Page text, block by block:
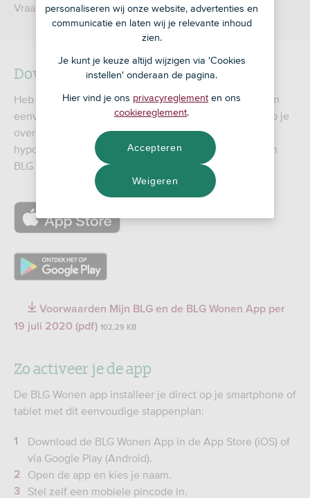
Vraag deze direct aan.
Download de app
Heb je onze app nog niet? Download en installeer hem
eenvoudig op je smartphone of tablet. Met de app heb je
overal en altijd toegang tot je actuele
hypotheekgegevens. En je logt er zelfs mee in op Mijn
BLG op je computer.
https://apps.apple.com/nl/app/blg-
wonen/id1585771762
https://play.google.com/store/apps/details?
id=nl.devolksbank.blg.wonen
Voorwaarden Mijn BLG en de BLG Wonen App per
19 juli 2020 (pdf) 102,29 KB
Zo activeer je de app
De BLG Wonen app installeer je direct op je smartphone of
tablet met dit eenvoudige stappenplan:
Download de BLG Wonen App in de App Store (iOS) of
via Google Play (Android).
Open de app en kies je naam.
Stel zelf een mobiele pincode in.
personaliseren wij onze website, advertenties en
communicatie en laten wij je relevante inhoud
zien.
Je kunt je keuze altijd wijzigen via 'Cookies
instellen' onderaan de pagina.
Hier vind je ons privacyreglement en ons
cookiereglement.
Weigeren
Accepteren